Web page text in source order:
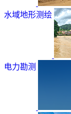
水域地形测绘
电力勘测